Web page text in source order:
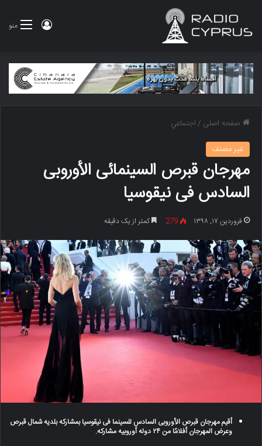
منو ورود
صفحه اصلی /اجتماعي
غير مصنف
مهرجان قبرص السینمائی الأوروبی
السادس فی نیقوسیا
فروردین ۱۷, ۱۳۹۸ 279 کمتر از یک دقیقه
أقیم مهرجان قبرص الأوروبی السادس للسینما فی نیقوسیا بمشارکه بلدیه شمال قبرص
وعرض المهرجان أفلامًا من ۲۴ دوله أوروبیه مشارکه.